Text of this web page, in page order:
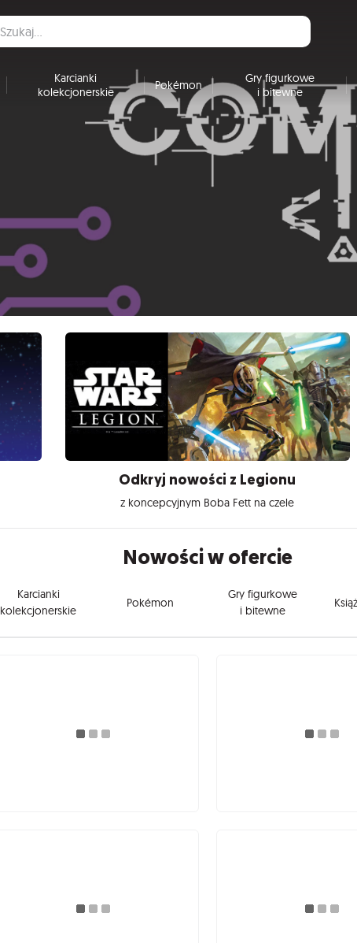
Karcianki
kolekcjonerskie
Pokémon
Gry figurkowe
i bitewne
Odkryj nowości z Legionu
z koncepcyjnym Boba Fett na czele
Nowości w ofercie
Karcianki
kolekcjonerskie
Pokémon
Gry figurkowe
i bitewne